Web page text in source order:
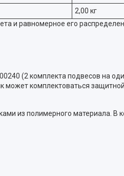
2,00 кг
и равномерное его
(2 комплекта подвесов на
может комплектоваться
из полимерного материала. В